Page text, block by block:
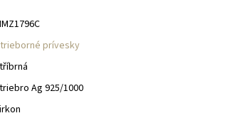
prívesky
Ag 925/1000